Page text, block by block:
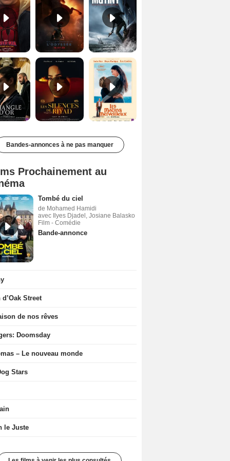
Les Silences de Riyad Bande-annonce VO STFR Les Matins merveilleux Bande-annonce VF
Bandes-annonces à ne pas manquer
Prochainement au
Tombé du ciel
de Mohamed Hamidi
avec Ilyes Djadel, Josiane Balasko
Film - Comédie
Bande-annonce
d’Oak Street
de nos rêves
Doomsday
– Le nouveau monde
Stars
le Juste